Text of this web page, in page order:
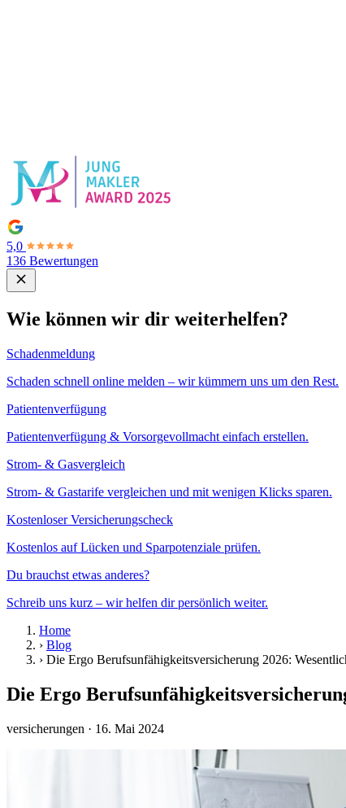
5,0
136 Bewertungen
Wie können wir dir weiterhelfen?
Schadenmeldung
Schaden schnell online melden – wir kümmern uns um den Rest.
Patientenverfügung
Patientenverfügung & Vorsorgevollmacht einfach erstellen.
Strom- & Gasvergleich
Strom- & Gastarife vergleichen und mit wenigen Klicks sparen.
Kostenloser Versicherungscheck
Kostenlos auf Lücken und Sparpotenziale prüfen.
Du brauchst etwas anderes?
Schreib uns kurz – wir helfen dir persönlich weiter.
Home
› Blog
› Die Ergo Berufsunfähigkeitsversicherung 2026:
Die Ergo
versicherungen · 16. Mai 2024